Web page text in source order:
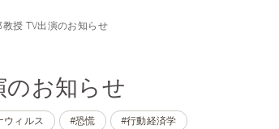
教授 TV出演のお知らせ
のお知らせ
ウィルス #恐慌 #行動経済学